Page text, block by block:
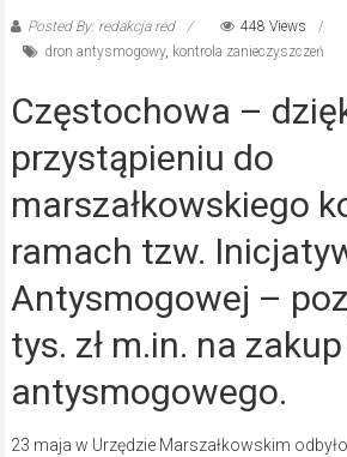
Posted By: redakcja red
448 Views
dron antysmogowy, kontrola zanieczyszczeń
Częstochowa –
przystąpieniu do
marszałkowskiego
ramach tzw.
Antysmogowej –
tys. zł m.in. na
antysmogowego.
23 maja w Urzędzie Marszałkowskim